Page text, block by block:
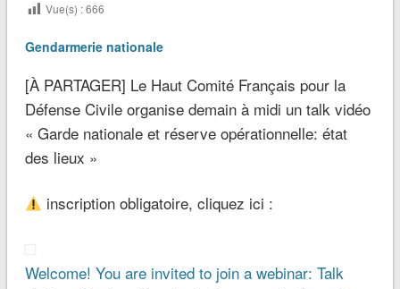
Vue(s) :666
Gendarmerie nationale
[À PARTAGER] Le Haut Comité Français pour la
Défense Civile organise demain à midi un talk vidéo
« Garde nationale et réserve opérationnelle: état
des lieux »
inscription obligatoire, cliquez ici :
Welcome! You are invited to join a webinar: Talk